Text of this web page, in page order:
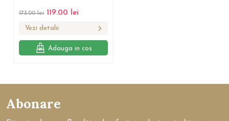
173.00 lei 119.00 lei
Vezi detalii
Adauga in cos
Abonare